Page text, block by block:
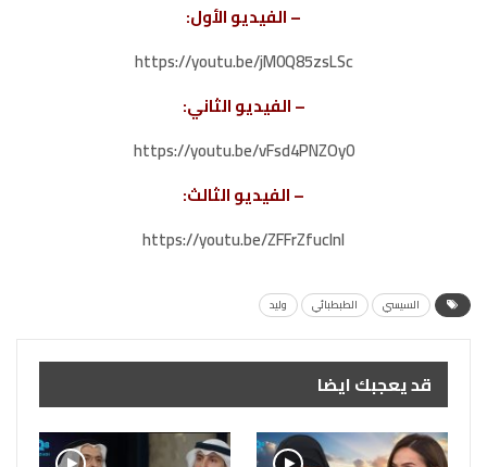
– الفيديو الأول:
https://youtu.be/jM0Q85zsLSc
– الفيديو الثاني:
https://youtu.be/vFsd4PNZOy0
– الفيديو الثالث:
https://youtu.be/ZFFrZfuclnI
السيسي الطبطبائي وليد
قد يعجبك ايضا